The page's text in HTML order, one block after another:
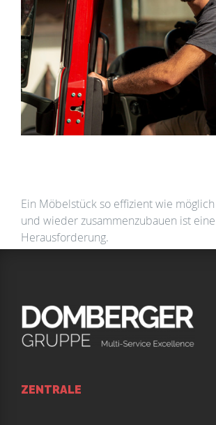
Ein Möbelstück so effizient wie
und wieder zusammenzubauen ist
Herausforderung.
ZENTRALE